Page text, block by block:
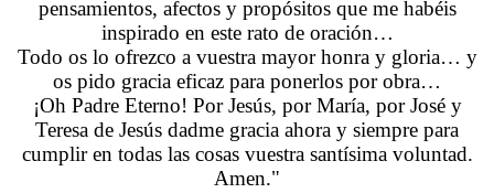
pensamientos, afectos y propósitos que me habéis
inspirado en este rato de oración…
Todo os lo ofrezco a vuestra mayor honra y gloria… y
os pido gracia eficaz para ponerlos por obra…
¡Oh Padre Eterno! Por Jesús, por María, por José y
Teresa de Jesús dadme gracia ahora y siempre para
cumplir en todas las cosas vuestra santísima voluntad.
Amen."